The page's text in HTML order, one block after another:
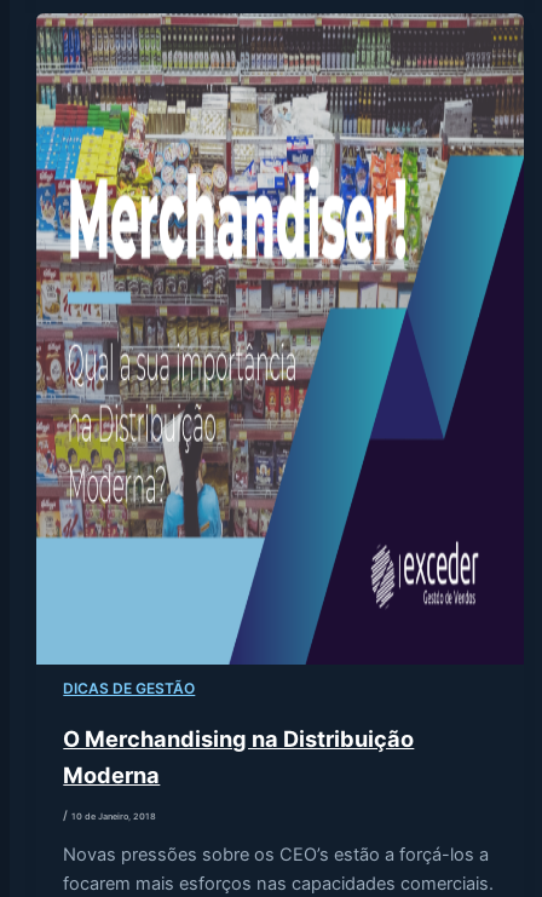
DICAS DE GESTÃO
O Merchandising na Distribuição
Moderna
/10 de Janeiro, 2018
Novas pressões sobre os CEO’s estão a forçá-los a
focarem mais esforços nas capacidades comerciais.